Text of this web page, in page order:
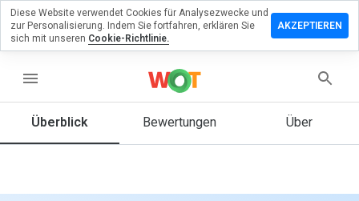
menu
Überblick Bewertungen Über
eine
Sie diese
Diese Website verwendet Cookies für Analysezwecke und
zur Personalisierung. Indem Sie fortfahren, erklären Sie
sich mit unseren Cookie-Richtlinie.
AKZEPTIEREN